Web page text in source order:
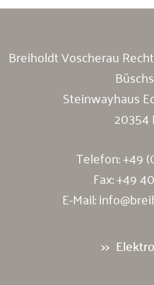
Breiholdt Voscherau
Steinwayhaus
20354
Telefon:+49
Fax: +49
E-Mail: